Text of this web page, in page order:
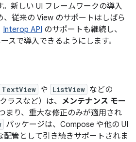
新しい UI フレームワークの導入
、従来の View のサポートはしばら
Interop API のサポートも継続し、
スで導入できるようにします。
TextView や ListView などの
ラスなど）は、 メンテナンス モー
まり、重大な修正のみが適用され
パッケージは、Compose や他の UI
配管として引き続きサポートされま